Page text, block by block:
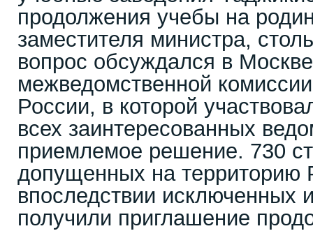
продолжения учебы на
заместителя министра,
вопрос обсуждался в
межведомственной
России, в которой
всех заинтересованных
приемлемое решение. 730
допущенных на территорию
впоследствии исключенных
получили приглашение